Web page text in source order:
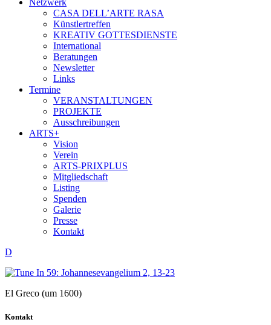
Netzwerk
CASA DELL’ARTE RASA
Künstlertreffen
KREATIV GOTTESDIENSTE
International
Beratungen
Newsletter
Links
Termine
VERANSTALTUNGEN
PROJEKTE
Ausschreibungen
ARTS+
Vision
Verein
ARTS-PRIXPLUS
Mitgliedschaft
Listing
Spenden
Galerie
Presse
Kontakt
D
El Greco (um 1600)
Kontakt